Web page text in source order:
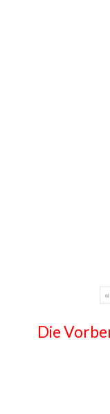
«
Die